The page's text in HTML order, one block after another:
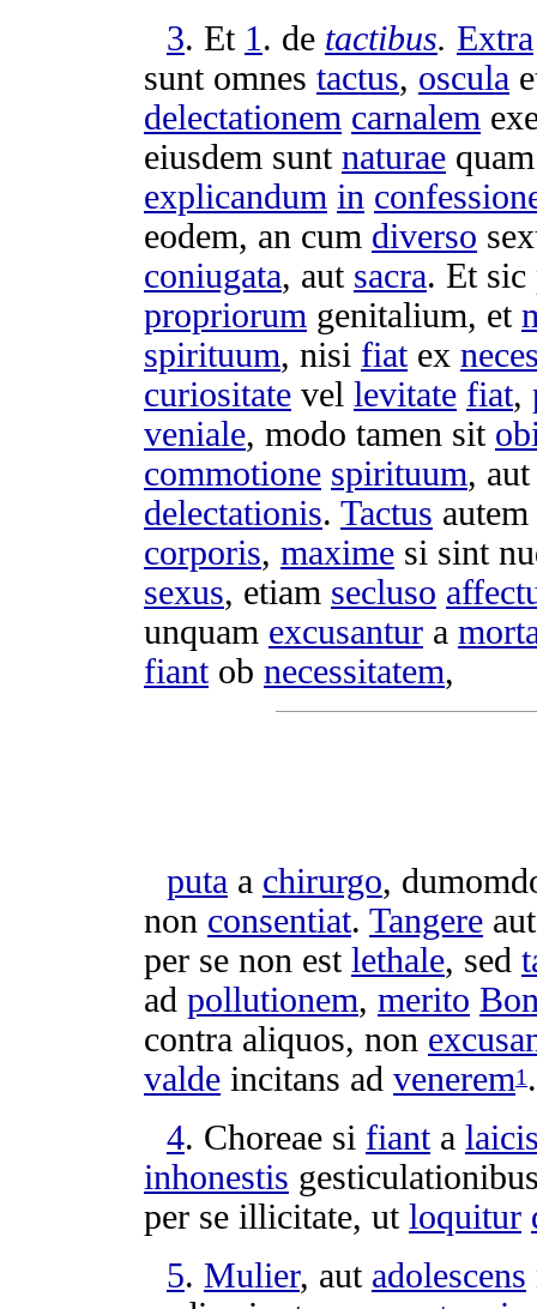
3. Et 1 . de tactibus. Extra
sunt omnes tactus, oscula
delectationem carnalem
eiusdem sunt naturae
explicandum in
eodem, an cum diverso
coniugata, aut sacra. Et sic
propriorum genitalium, et
spirituum, nisi fiatex
curiositate vel levitate fiat,
veniale, modo tamen sit
commotione spirituum,
delectationis. Tactus autem
corporis, maxime si sint
sexus, etiam secluso
unquam excusantur a
fiantob necessitatem,
puta a chirurgo,
non consentiat. Tangere
per se non est lethale, sed
ad pollutionem, merito
contra aliquos, non
valde incitans ad venerem1 .
4. Choreaesi fianta
inhonestis
per se illicitate, ut loquitur
5. Mulier, aut adolescens